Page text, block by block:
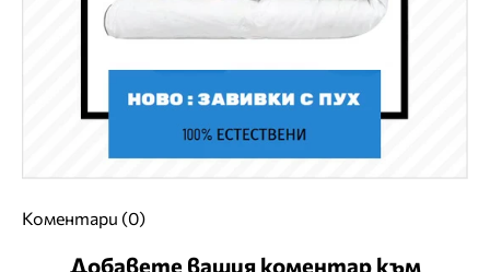
Коментари (0)
Добавете вашия коментар към